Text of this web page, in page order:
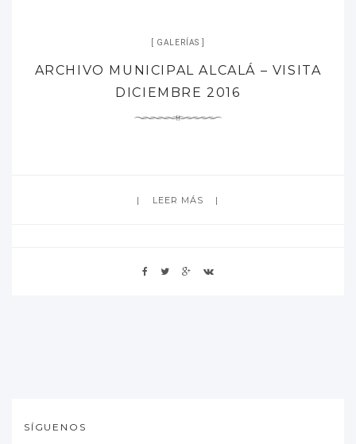
GALERÍAS
ARCHIVO MUNICIPAL ALCALÁ – VISITA
DICIEMBRE 2016
LEER MÁS
SÍGUENOS